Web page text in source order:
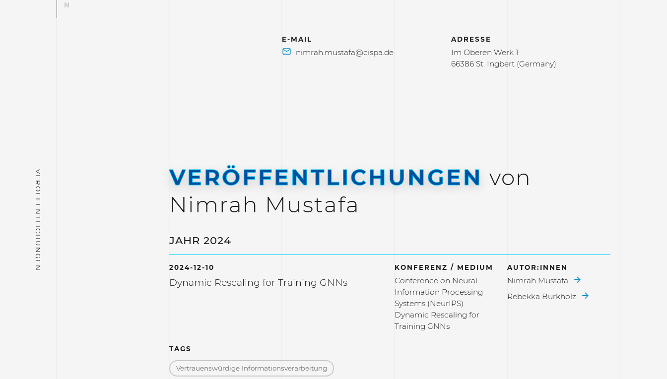
N
E-MAIL ADRESSE
Im Oberen Werk 1
66386 St. Ingbert (Germany)
VERÖFFENTLICHUNGEN von
Nimrah Mustafa
JAHR 2024
2024-12-10
Dynamic Rescaling for Training GNNs
KONFERENZ / MEDIUM
Conference on Neural
Information Processing
Systems (NeurIPS)
Dynamic Rescaling for
Training GNNs
TAGS
Vertrauenswürdige Informations­verarbeitung
AUTOR:INNEN
Nimrah Mustafa
Rebekka Burkholz